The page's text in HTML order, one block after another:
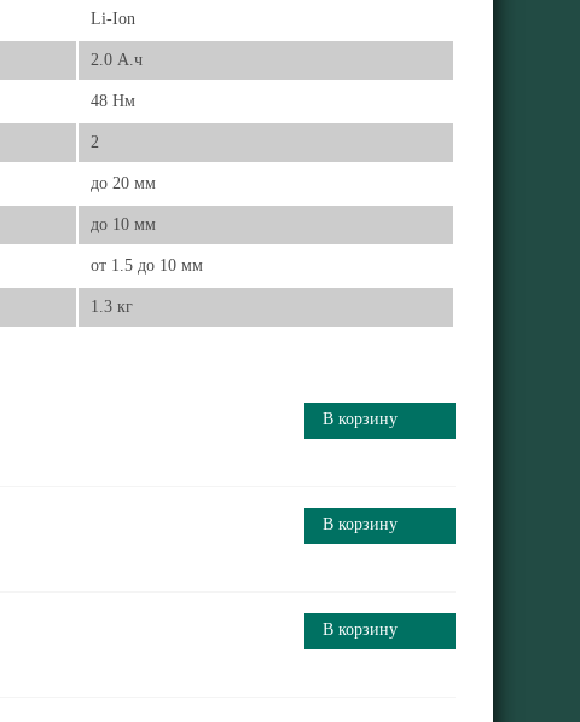
Li-Ion
2.0 А.ч
48 Нм
2
до 20 мм
до 10 мм
от 1.5 до 10 мм
1.3 кг
В корзину
В корзину
В корзину